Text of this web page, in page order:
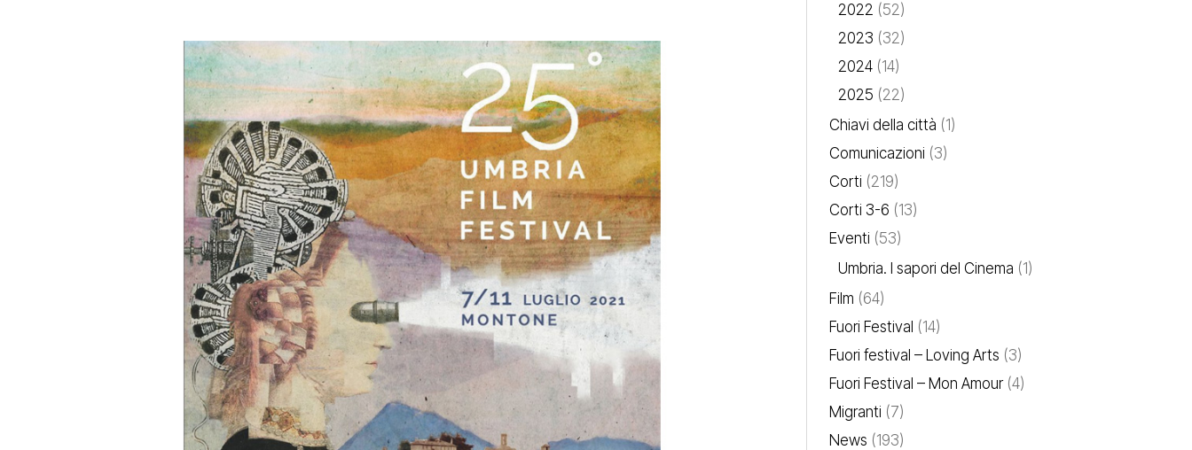
2022 (52)
2023 (32)
2024(14)
2025 (22)
Chiavi della città (1)
Comunicazioni (3)
Corti (219)
Corti 3-6 (13)
Eventi (53)
Umbria. I sapori del Cinema (1)
Film (64)
Fuori Festival (14)
Fuori festival – Loving Arts (3)
Fuori Festival – Mon Amour(4)
Migranti (7)
News (193)